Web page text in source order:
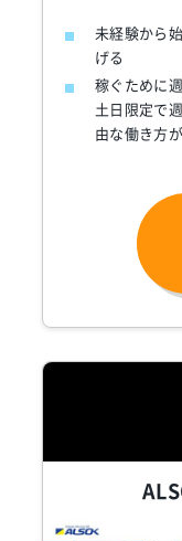
未経験から
げる
稼ぐために
土日限定で
由な働き方